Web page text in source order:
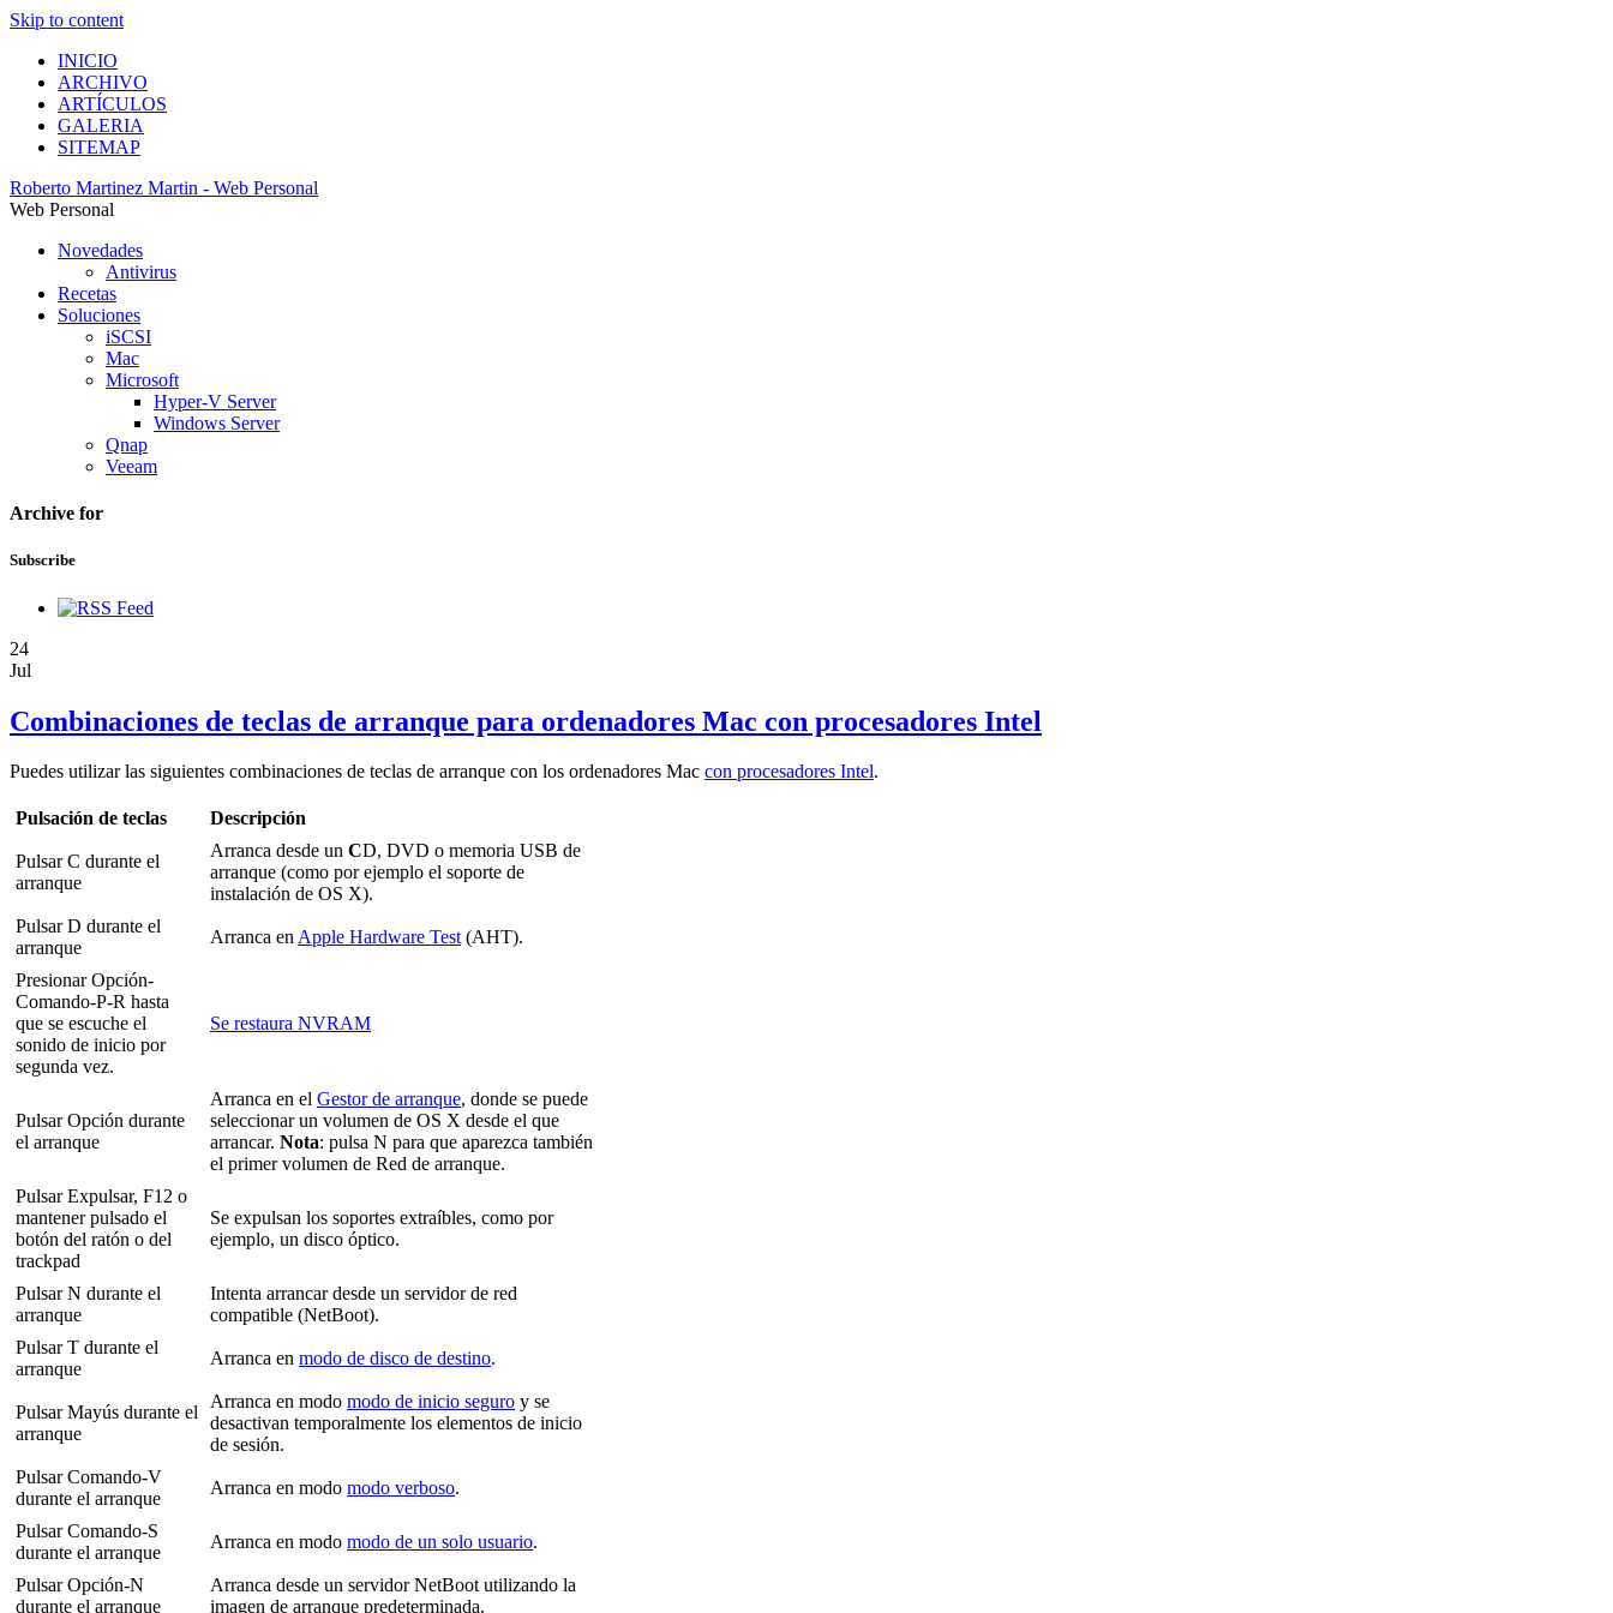
Skip to content
INICIO
ARCHIVO
ARTÍCULOS
GALERIA
SITEMAP
Roberto Martinez Martin - Web Personal
Web Personal
Novedades
Antivirus
Recetas
Soluciones
iSCSI
Mac
Microsoft
Hyper-V Server
Windows Server
Qnap
Veeam
Archive for
Subscribe
24
Jul
Combinaciones de teclas de arranque para ordenadores Mac con procesadores Intel
Puedes utilizar las siguientes combinaciones de teclas de arranque con los ordenadores Mac con procesadores Intel.
Pulsación de teclas Descripción
Pulsar C durante el
arranque
Arranca desde un CD, DVD o memoria USB de
arranque (como por ejemplo el soporte de
instalación de OS X).
Pulsar D durante el
arranque
Arranca enApple Hardware Test(AHT).
Presionar Opción-
Comando-P-R hasta
que se escuche el
sonido de inicio por
segunda vez.
Se restaura NVRAM
Pulsar Opción durante
el arranque
Arranca en el Gestor de arranque, donde se puede
seleccionar un volumen de OS X desde el que
arrancar. Nota: pulsa N para que aparezca también
el primer volumen de Red de arranque.
Pulsar Expulsar, F12 o
mantener pulsado el
botón del ratón o del
trackpad
Se expulsan los soportes extraíbles, como por
ejemplo, un disco óptico.
Pulsar N durante el
arranque
Intenta arrancar desde un servidor de red
compatible (NetBoot).
Pulsar T durante el
arranque
Arranca en modo de disco de destino.
Pulsar Mayús durante el
arranque
Arranca en modo modo de inicio seguro y se
desactivan temporalmente los elementos de inicio
de sesión.
Pulsar Comando-V
durante el arranque
Arranca en modo modo verboso.
Pulsar Comando-S
durante el arranque
Arranca en modo modo de un solo usuario.
Pulsar Opción-N
durante el arranque
Arranca desde un servidorNetBoot utilizando la
imagen de arranque predeterminada.